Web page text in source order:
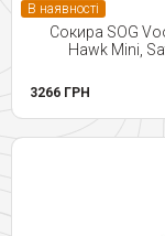
В наявності
Сокира SOG
Hawk Mini,
3266 ГРН